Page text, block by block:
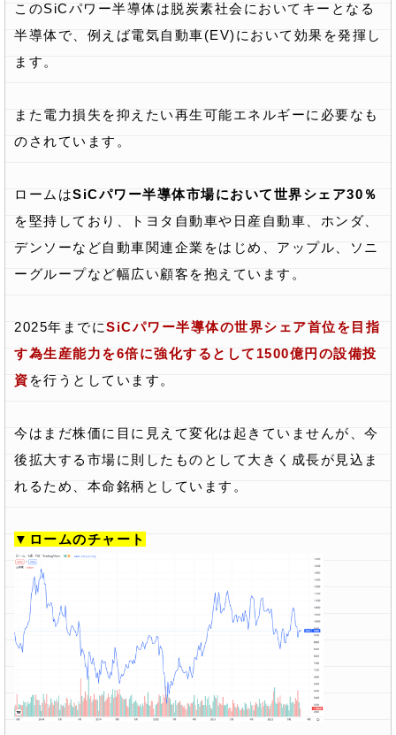
このSiCパワー半導体は脱炭素社会においてキーとなる
半導体で、例えば電気自動車(EV)において効果を発揮し
ます。
また電力損失を抑えたい再生可能エネルギーに必要なも
のされています。
ロームはSiCパワー半導体市場において世界シェア30％
を堅持しており、トヨタ自動車や日産自動車、ホンダ、
デンソーなど自動車関連企業をはじめ、アップル、ソニ
ーグループなど幅広い顧客を抱えています。
2025年までにSiCパワー半導体の世界シェア首位を目指
す為生産能力を6倍に強化するとして1500億円の設備投
資 を行うとしています。
今はまだ株価に目に見えて変化は起きていませんが、今
後拡大する市場に則したものとして大きく成長が見込ま
れるため、本命銘柄としています。
▼ロームのチャート